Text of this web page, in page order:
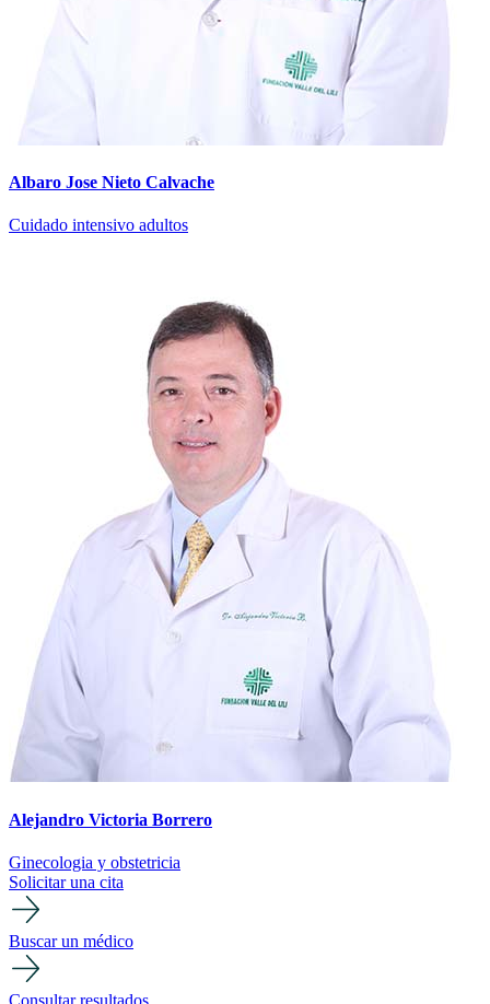
Albaro Jose Nieto Calvache
Cuidado intensivo adultos
Alejandro Victoria Borrero
Ginecologia y obstetricia
Solicitar una cita
Buscar un médico
Consultar resultados